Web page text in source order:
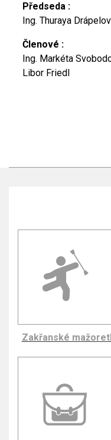
Předseda :
Ing. Thuraya
Členové :
Ing. Markéta
Libor Friedl
Zakřanské